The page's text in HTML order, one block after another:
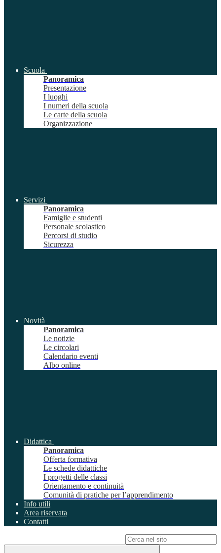
Scuola
Panoramica
Presentazione
I luoghi
I numeri della scuola
Le carte della scuola
Organizzazione
Servizi
Panoramica
Famiglie e studenti
Personale scolastico
Percorsi di studio
Sicurezza
Novità
Panoramica
Le notizie
Le circolari
Calendario eventi
Albo online
Didattica
Panoramica
Offerta formativa
Le schede didattiche
I progetti delle classi
Orientamento e continuità
Comunità di pratiche per l’apprendimento
Info utili
Area riservata
Contatti